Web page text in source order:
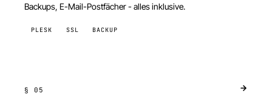
Backups, E-Mail-Postfächer - alles inklusive.
PLESK SSL BACKUP
§05